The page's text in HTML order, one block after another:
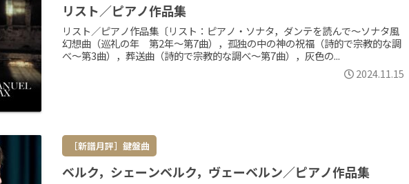
リスト／ピアノ作品集
リスト／ピアノ作品集〔リスト：ピアノ・ソナタ，ダンテを読んで～ソナタ風
幻想曲（巡礼の年 第2年～第7曲），孤独の中の神の祝福（詩的で宗教的な調
べ～第3曲），葬送曲（詩的で宗教的な調べ～第7曲），灰色の...
2024.11.15
［新譜月評］鍵盤曲
ベルク，シェーンベルク，ヴェーベルン／ピアノ作品集